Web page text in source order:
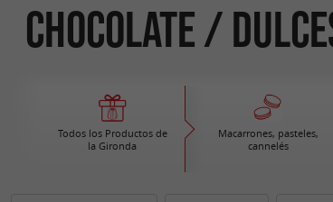
Chocolate /
Todos los Productos de
la Gironda
Macarrones, pasteles,
cannelés